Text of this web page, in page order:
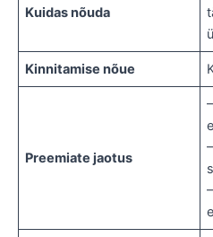
Kuidas nõuda
Kinnitamise nõue
Preemiate jaotus